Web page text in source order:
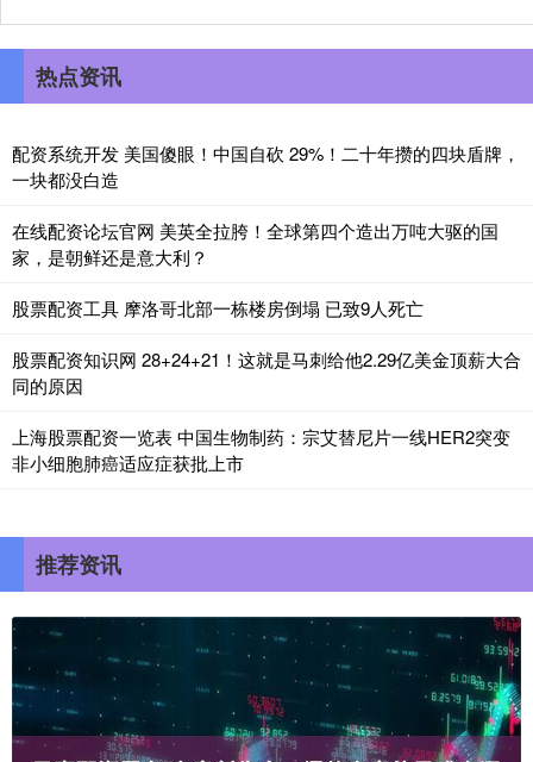
热点资讯
配资系统开发 美国傻眼！中国自砍 29%！二十年攒的四块盾牌，
一块都没白造
在线配资论坛官网 美英全拉胯！全球第四个造出万吨大驱的国
家，是朝鲜还是意大利？
股票配资工具 摩洛哥北部一栋楼房倒塌 已致9人死亡
股票配资知识网 28+24+21！这就是马刺给他2.29亿美金顶薪大合
同的原因
上海股票配资一览表 中国生物制药：宗艾替尼片一线HER2突变
非小细胞肺癌适应症获批上市
推荐资讯